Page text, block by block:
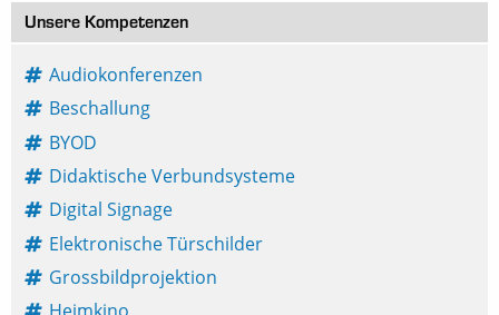
Unsere Kompetenzen
Audiokonferenzen
Beschallung
BYOD
Didaktische Verbundsysteme
Digital Signage
Elektronische Türschilder
Grossbildprojektion